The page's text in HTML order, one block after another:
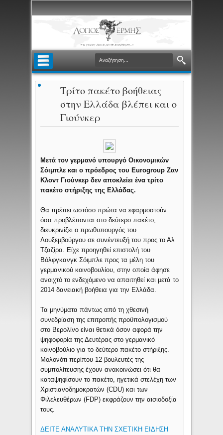
Τρίτο πακέτο βοήθειας
στην Ελλάδα βλέπει και ο
Γιούνκερ
Μετά τον γερμανό υπουργό Οικονομικών
Σόιμπλε και ο πρόεδρος του Eurogroup Ζαν
Κλοντ Γιούνκερ δεν αποκλείει ένα τρίτο
πακέτο στήριξης της Ελλάδας.
Θα πρέπει ωστόσο πρώτα να εφαρμοστούν
όσα προβλέπονται στο δεύτερο πακέτο,
διευκρινίζει ο πρωθυπουργός του
Λουξεμβούργου σε συνέντευξή του προς το Αλ
Τζαζίρα. Είχε προηγηθεί επιστολή του
Βόλφγκανγκ Σόιμπλε προς τα μέλη του
γερμανικού κοινοβουλίου, στην οποία άφησε
ανοιχτό το ενδεχόμενο να απαιτηθεί και μετά το
2014 δανειακή βοήθεια για την Ελλάδα.
Τα μηνύματα πάντως από τη χθεσινή
συνεδρίαση της επιτροπής προϋπολογισμού
στο Βερολίνο είναι θετικά όσον αφορά την
ψηφοφορία της Δευτέρας στο γερμανικό
κοινοβούλιο για το δεύτερο πακέτο στήριξης.
Μολονότι περίπου 12 βουλευτές της
συμπολίτευσης έχουν ανακοινώσει ότι θα
καταψηφίσουν το πακέτο, ηγετικά στελέχη των
Χριστιανοδημοκρατών (CDU) και των
Φιλελευθέρων (FDP) εκφράζουν την αισιοδοξία
τους.
ΔΕΙΤΕ ΑΝΑΛΥΤΙΚΑ ΤΗΝ ΣΧΕΤΙΚΗ ΕΙΔΗΣΗ